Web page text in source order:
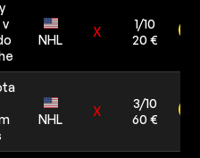
v
NHL
X
1/10
20 €
NHL
X
3/10
60 €